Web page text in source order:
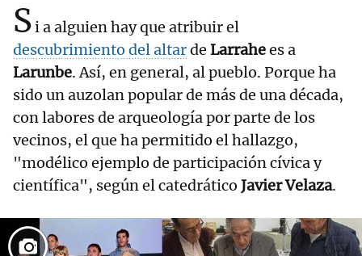
Si a alguien hay que atribuir el
descubrimiento del altarde Larrahees a
Larunbe. Así, en general, al pueblo. Porque ha
sido un auzolan popular de más de una década,
con labores de arqueología por parte de los
vecinos, el que ha permitido el hallazgo,
"modélico ejemplo de participación cívica y
científica", según el catedrático Javier Velaza.